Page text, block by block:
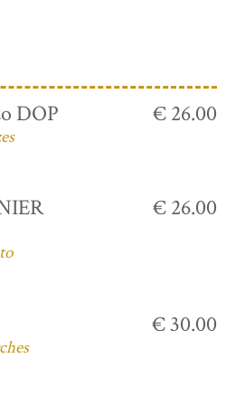
DOP € 26.00
€ 26.00
€ 30.00